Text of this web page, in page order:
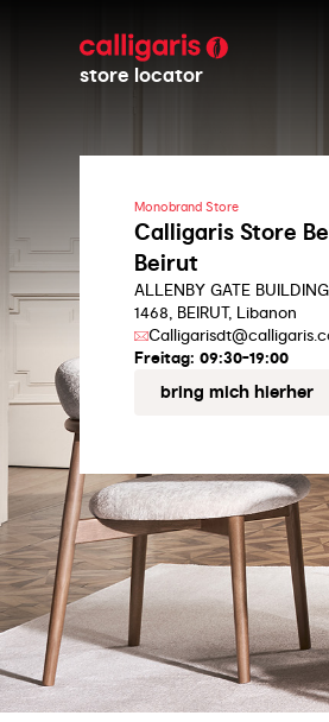
store locator
Monobrand Store
Calligaris Store
Beirut
ALLENBY GATE
1468, BEIRUT, Libanon
Freitag: 09:30-19:00
bring mich hierher